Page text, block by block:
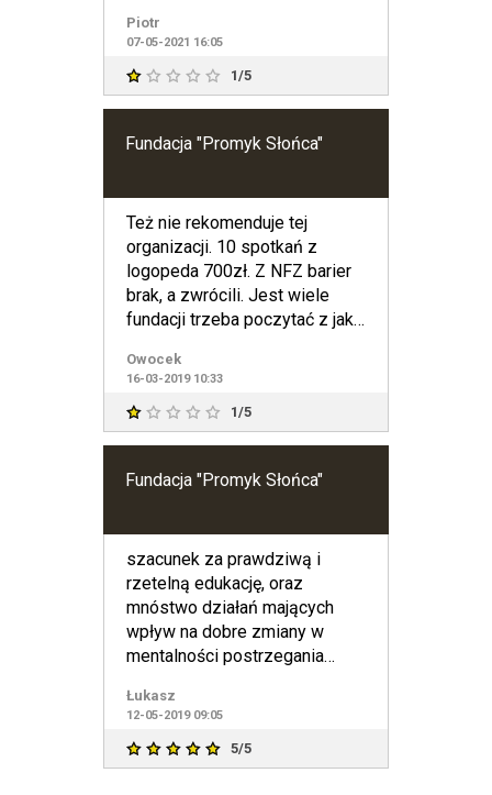
Piotr
07-05-2021 16:05
1/5
Fundacja "Promyk Słońca"
Też nie rekomenduje tej
organizacji. 10 spotkań z
logopeda 700zł. Z NFZ barier
brak, a zwrócili. Jest wiele
fundacji trzeba poczytać z jaką
Owocek
16-03-2019 10:33
1/5
Fundacja "Promyk Słońca"
szacunek za prawdziwą i
rzetelną edukację, oraz
mnóstwo działań mających
wpływ na dobre zmiany w
mentalności postrzegania
Łukasz
12-05-2019 09:05
5/5